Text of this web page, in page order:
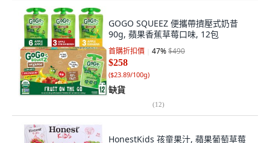
GOGO SQUEEZ 便攜帶擠壓式奶昔
90g, 蘋果香蕉草莓口味, 12包
首購折扣價 47%$490
$258
($23.89/100g)
缺貨
(12)
HonestKids 孩童果汁, 蘋果葡萄草莓